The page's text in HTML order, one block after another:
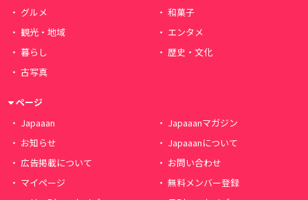
グルメ
和菓子
観光・地域
エンタメ
暮らし
歴史・文化
古写真
ページ
Japaaan
Japaaanマガジン
お知らせ
Japaaanについて
広告掲載について
お問い合わせ
マイページ
無料メンバー登録